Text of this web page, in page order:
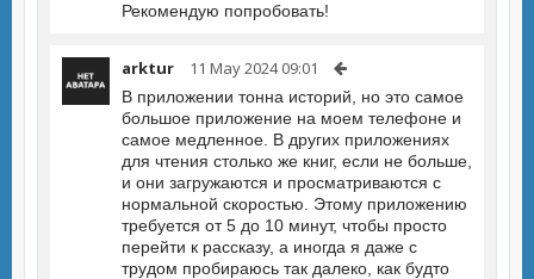
Рекомендую попробовать!
arktur 11 May 2024 09:01
В приложении тонна историй, но это самое
большое приложение на моем телефоне и
самое медленное. В других приложениях
для чтения столько же книг, если не больше,
и они загружаются и просматриваются с
нормальной скоростью. Этому приложению
требуется от 5 до 10 минут, чтобы просто
перейти к рассказу, а иногда я даже с
трудом пробираюсь так далеко, как будто